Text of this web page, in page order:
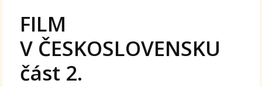
FILM
V ČESKOSLOVENSKU
část 2.